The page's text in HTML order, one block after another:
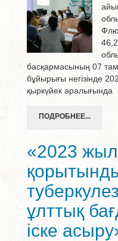
басқармасының 07
бұйырығы негізінде
қыркүйек аралығында
ПОДРОБНЕЕ...
«2023
ұлттық
іске